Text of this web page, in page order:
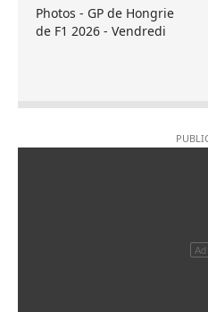
Photos - GP de Hongrie
de F1 2026 - Vendredi